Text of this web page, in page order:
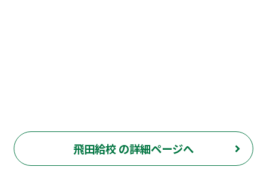
飛田給校 の詳細ページへ